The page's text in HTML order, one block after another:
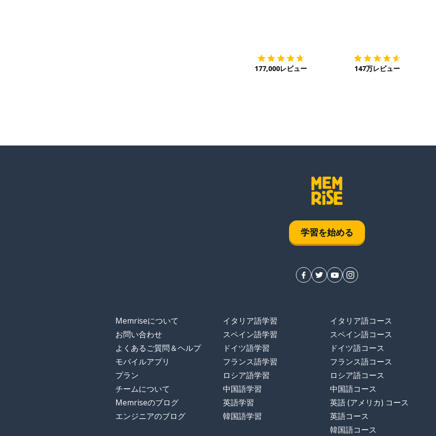
177,000レビュー 147万レビュー
学習を始める
Memriseについて
お問い合わせ
よくあるご質問＆ヘルプ
モバイルアプリ
プラン
チームについて
Memriseのブログ
エンジニアのブログ
イタリア語学習
スペイン語学習
ドイツ語学習
フランス語学習
ロシア語学習
中国語学習
英語学習
韓国語学習
イタリア語コース
スペイン語コース
ドイツ語コース
フランス語コース
ロシア語コース
中国語コース
英語 (アメリカ) コース
英語コース
韓国語コース